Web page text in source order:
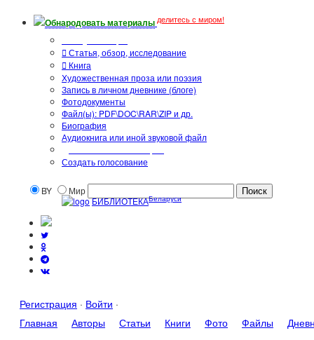
Обнародовать материалы делитесь с миром!
Статья, обзор, исследование
Книга
Художественная проза или поэзия
Запись в личном дневнике (блоге)
Фотодокументы
Файл(ы): PDF\DOC\RAR\ZIP и др.
Биография
Аудиокнига или иной звуковой файл
Создать голосование
BY
Мир
БИБЛИОТЕКАБеларуси
Регистрация · Войти ·
Главная Авторы Статьи Книги Фото Файлы